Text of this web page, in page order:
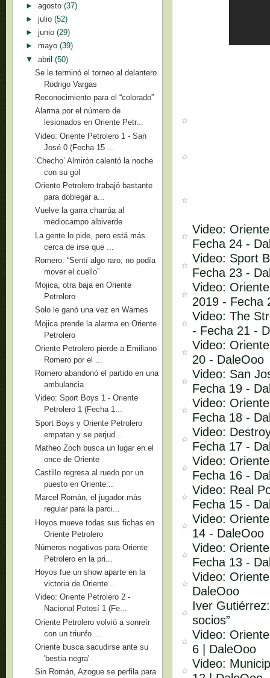
Video:
Fecha 24 -
Video: Sport
Fecha 23 -
Video:
2019 - Fecha
Video: The
- Fecha 21 -
Video:
20 - DaleOoo
Video: San
Fecha 19 -
Video:
Fecha 18 -
Video:
Fecha 17 -
Video:
Fecha 16 -
Video: Real
Fecha 15 -
Video:
14 - DaleOoo
Video:
Fecha 13 -
Video:
DaleOoo
Iver
socios”
Video:
6 | DaleOoo
Video:
► agosto (37)
► julio (52)
► junio (29)
► mayo (39)
▼ abril (50)
Se le terminó el torneo al delantero
Rodrigo Vargas
Reconocimiento para el “colorado”
Alarma por el número de
lesionados en Oriente Petr...
Video: Oriente Petrolero 1 - San
José 0 (Fecha 15 ...
‘Checho’ Almirón calentó la noche
con su gol
Oriente Petrolero trabajó bastante
para doblegar a...
Vuelve la garra charrúa al
mediocampo albiverde
La gente lo pide, pero está más
cerca de irse que ...
Romero: “Sentí algo raro; no podía
mover el cuello”
Mojica, otra baja en Oriente
Petrolero
Solo le ganó una vez en Warnes
Mojica prende la alarma en Oriente
Petrolero
Oriente Petrolero pierde a Emiliano
Romero por el ...
Romero abandonó el partido en una
ambulancia
Video: Sport Boys 1 - Oriente
Petrolero 1 (Fecha 1...
Sport Boys y Oriente Petrolero
empatan y se perjud...
Matheo Zoch busca un lugar en el
once de Oriente
Castillo regresa al ruedo por un
puesto en Oriente...
Marcel Román, el jugador más
regular para la parci...
Hoyos mueve todas sus fichas en
Oriente Petrolero
Números negativos para Oriente
Petrolero en la pri...
Hoyos fue un show aparte en la
victoria de Oriente...
Video: Oriente Petrolero 2 -
Nacional Potosí 1 (Fe...
Oriente Petrolero volvió a sonreír
con un triunfo ...
Oriente busca sacudirse ante su
'bestia negra'
Sin Román, Azogue se perfila para